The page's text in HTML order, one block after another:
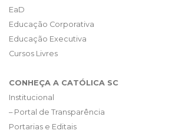
EaD
Educação Corporativa
Educação Executiva
Cursos Livres
CONHEÇA A CATÓLICA SC
Institucional
– Portal de Transparência
Portarias e Editais